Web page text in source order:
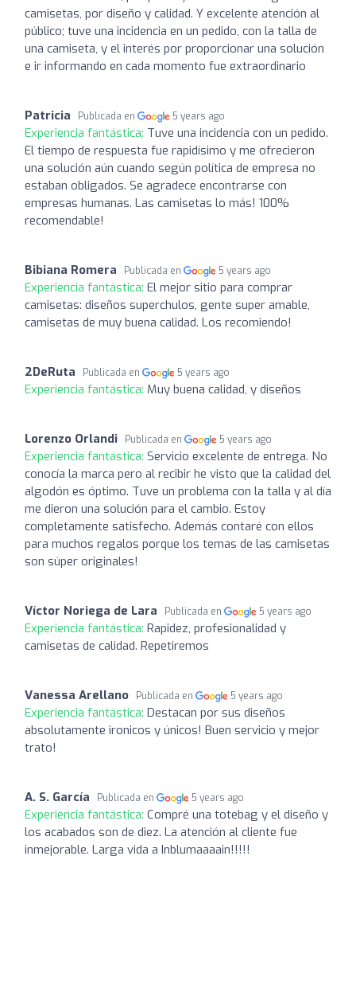
camisetas, por diseño y calidad. Y excelente atención al
público; tuve una incidencia en un pedido, con la talla de
una camiseta, y el interés por proporcionar una solución
e ir informando en cada momento fue extraordinario
Patricia Publicada en 5 years ago
Experiencia fantástica: Tuve una incidencia con un pedido.
El tiempo de respuesta fue rapidísimo y me ofrecieron
una solución aún cuando según política de empresa no
estaban obligados. Se agradece encontrarse con
empresas humanas. Las camisetas lo más! 100%
recomendable!
Bibiana Romera Publicada en 5 years ago
Experiencia fantástica: El mejor sitio para comprar
camisetas: diseños superchulos, gente super amable,
camisetas de muy buena calidad. Los recomiendo!
2DeRuta Publicada en 5 years ago
Experiencia fantástica: Muy buena calidad, y diseños
Lorenzo Orlandi Publicada en 5 years ago
Experiencia fantástica: Servicio excelente de entrega. No
conocía la marca pero al recibir he visto que la calidad del
algodón es óptimo. Tuve un problema con la talla y al día
me dieron una solución para el cambio. Estoy
completamente satisfecho. Además contaré con ellos
para muchos regalos porque los temas de las camisetas
son súper originales!
Víctor Noriega de Lara Publicada en 5 years ago
Experiencia fantástica: Rapidez, profesionalidad y
camisetas de calidad. Repetiremos
Vanessa Arellano Publicada en 5 years ago
Experiencia fantástica: Destacan por sus diseños
absolutamente ironicos y únicos! Buen servicio y mejor
trato!
A. S. García Publicada en 5 years ago
Experiencia fantástica: Compré una totebag y el diseño y
los acabados son de diez. La atención al cliente fue
inmejorable. Larga vida a Inblumaaaain!!!!!